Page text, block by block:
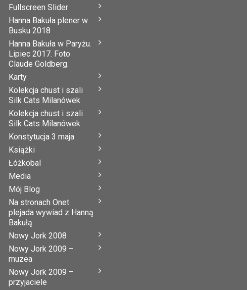
Fullscreen Slider
Hanna Bakuła plener w
Busku 2018
Hanna Bakuła w Paryżu.
Lipiec 2017. Foto
Claude Goldberg.
Karty
Kolekcja chust i szali
Silk Cats Milanówek
Kolekcja chust i szali
Silk Cats Milanówek
Konstytucja 3 maja
Książki
Łóżkobal
Media
Mój Blog
Na stronach Onet
plejada wywiad z Hanną
Bakułą
Nowy Jork 2008
Nowy Jork 2009 –
muzea
Nowy Jork 2009 –
przyjaciele